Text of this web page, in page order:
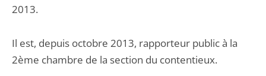
2013.
Il est, depuis octobre 2013, rapporteur public à la
2ème chambre de la section du contentieux.